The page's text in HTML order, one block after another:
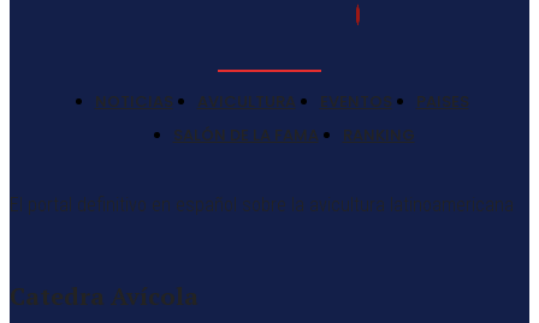
NOTICIAS AVICULTURA EVENTOS
PAISES
SALÓN DE LA FAMA
RANKING
El portal definitivo en español sobre la avicultura latinoamericana
Catedra Avícola